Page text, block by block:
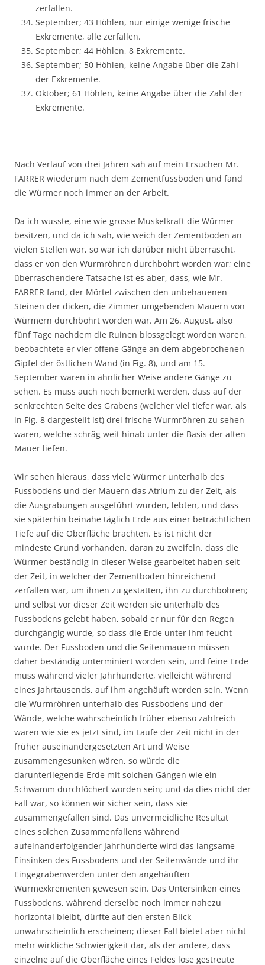
zerfallen.
September; 43 Höhlen, nur einige wenige frische
Exkremente, alle zerfallen.
September; 44 Höhlen, 8 Exkremente.
September; 50 Höhlen, keine Angabe über die Zahl
der Exkremente.
Oktober; 61 Höhlen, keine Angabe über die Zahl der
Exkremente.
Nach Verlauf von drei Jahren sah auf mein Ersuchen Mr.
FARRER wiederum nach dem Zementfussboden und fand
die Würmer noch immer an der Arbeit.
Da ich wusste, eine wie grosse Muskelkraft die Würmer
besitzen, und da ich sah, wie weich der Zementboden an
vielen Stellen war, so war ich darüber nicht überrascht,
dass er von den Wurmröhren durchbohrt worden war; eine
überraschendere Tatsache ist es aber, dass, wie Mr.
FARRER fand, der Mörtel zwischen den unbehauenen
Steinen der dicken, die Zimmer umgebenden Mauern von
Würmern durchbohrt worden war. Am 26. August, also
fünf Tage nachdem die Ruinen blossgelegt worden waren,
beobachtete er vier offene Gänge an dem abgebrochenen
Gipfel der östlichen Wand (in Fig. 8), und am 15.
September waren in ähnlicher Weise andere Gänge zu
sehen. Es muss auch noch bemerkt werden, dass auf der
senkrechten Seite des Grabens (welcher viel tiefer war, als
in Fig. 8 dargestellt ist) drei frische Wurmröhren zu sehen
waren, welche schräg weit hinab unter die Basis der alten
Mauer liefen.
Wir sehen hieraus, dass viele Würmer unterhalb des
Fussbodens und der Mauern das Atrium zu der Zeit, als
die Ausgrabungen ausgeführt wurden, lebten, und dass
sie späterhin beinahe täglich Erde aus einer beträchtlichen
Tiefe auf die Oberfläche brachten. Es ist nicht der
mindeste Grund vorhanden, daran zu zweifeln, dass die
Würmer beständig in dieser Weise gearbeitet haben seit
der Zeit, in welcher der Zementboden hinreichend
zerfallen war, um ihnen zu gestatten, ihn zu durchbohren;
und selbst vor dieser Zeit werden sie unterhalb des
Fussbodens gelebt haben, sobald er nur für den Regen
durchgängig wurde, so dass die Erde unter ihm feucht
wurde. Der Fussboden und die Seitenmauern müssen
daher beständig unterminiert worden sein, und feine Erde
muss während vieler Jahrhunderte, vielleicht während
eines Jahrtausends, auf ihm angehäuft worden sein. Wenn
die Wurmröhren unterhalb des Fussbodens und der
Wände, welche wahrscheinlich früher ebenso zahlreich
waren wie sie es jetzt sind, im Laufe der Zeit nicht in der
früher auseinandergesetzten Art und Weise
zusammengesunken wären, so würde die
darunterliegende Erde mit solchen Gängen wie ein
Schwamm durchlöchert worden sein; und da dies nicht der
Fall war, so können wir sicher sein, dass sie
zusammengefallen sind. Das unvermeidliche Resultat
eines solchen Zusammenfallens während
aufeinanderfolgender Jahrhunderte wird das langsame
Einsinken des Fussbodens und der Seitenwände und ihr
Eingegrabenwerden unter den angehäuften
Wurmexkrementen gewesen sein. Das Untersinken eines
Fussbodens, während derselbe noch immer nahezu
horizontal bleibt, dürfte auf den ersten Blick
unwahrscheinlich erscheinen; dieser Fall bietet aber nicht
mehr wirkliche Schwierigkeit dar, als der andere, dass
einzelne auf die Oberfläche eines Feldes lose gestreute